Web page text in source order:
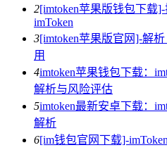
2[imtoken苹果版钱包下载
imToken
3[imtoken苹果版官网]-解
用
4imtoken苹果钱包下载：
解析与风险评估
5imtoken最新安卓下载：
解析
6[im钱包官网下载]-